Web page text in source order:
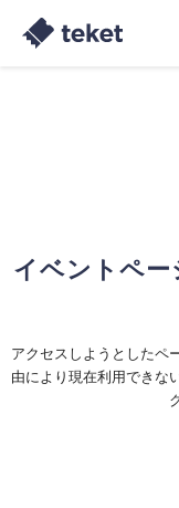
イベントペー
アクセスしようとしたペ
由により現在利用できな